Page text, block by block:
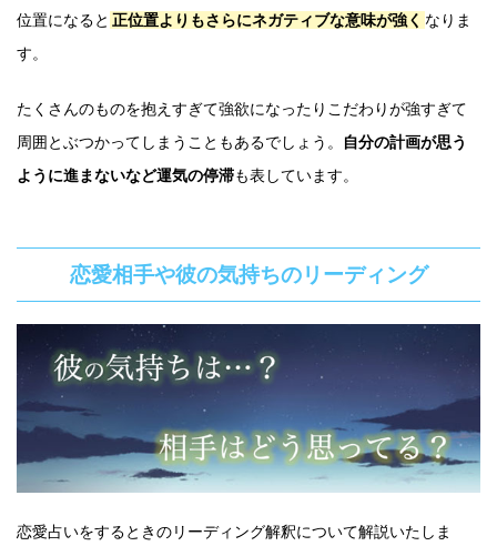
位置になると 正位置よりもさらにネガティブな意味が強く なりま
す。
たくさんのものを抱えすぎて強欲になったりこだわりが強すぎて
周囲とぶつかってしまうこともあるでしょう。
自分の計画が思う
ように進まないなど運気の停滞も表しています。
恋愛相手や彼の気持ちのリーディング
恋愛占いをするときのリーディング解釈について解説いたしま